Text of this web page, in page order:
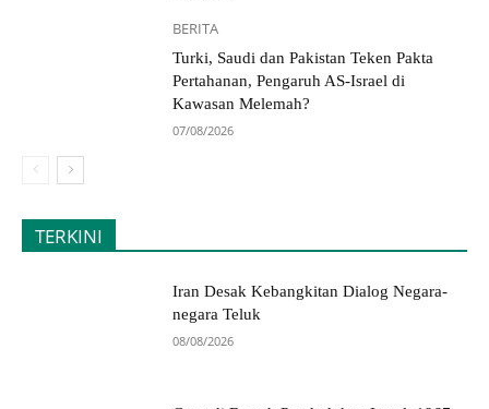
BERITA
Turki, Saudi dan Pakistan Teken Pakta
Pertahanan, Pengaruh AS-Israel di
Kawasan Melemah?
07/08/2026
TERKINI
Iran Desak Kebangkitan Dialog Negara-
negara Teluk
08/08/2026